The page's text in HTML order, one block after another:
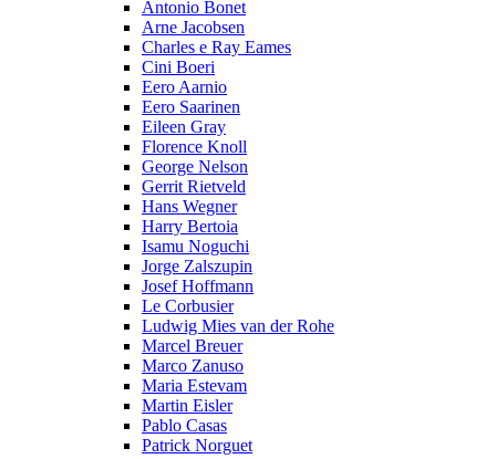
Antonio Bonet
Arne Jacobsen
Charles e Ray Eames
Cini Boeri
Eero Aarnio
Eero Saarinen
Eileen Gray
Florence Knoll
George Nelson
Gerrit Rietveld
Hans Wegner
Harry Bertoia
Isamu Noguchi
Jorge Zalszupin
Josef Hoffmann
Le Corbusier
Ludwig Mies van der Rohe
Marcel Breuer
Marco Zanuso
Maria Estevam
Martin Eisler
Pablo Casas
Patrick Norguet